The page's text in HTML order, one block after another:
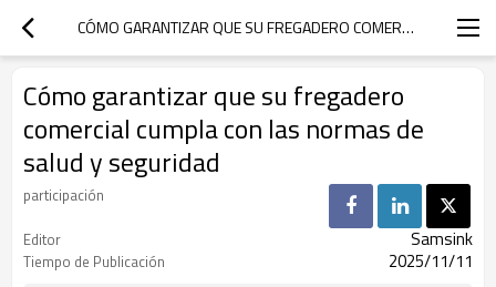
CÓMO GARANTIZAR QUE SU FREGADERO COMERCIAL CUMPLA CON LAS NORMAS DE SALUD Y SEGURIDAD
Cómo garantizar que su fregadero
comercial cumpla con las normas de
salud y seguridad
participación
Editor
Samsink
Tiempo de Publicación 2025/11/11